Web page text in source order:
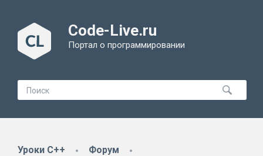
Code-Live.ru
Портал о программировании
Уроки C++
Форум